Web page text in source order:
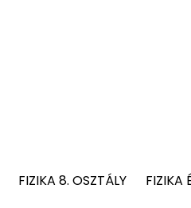
FIZIKA 8. OSZTÁLY FIZIKA